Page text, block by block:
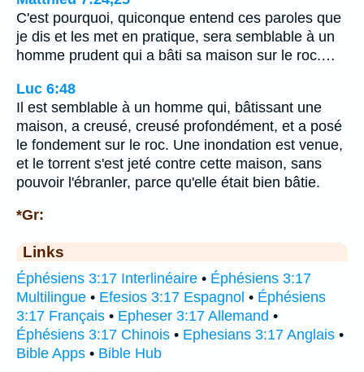
C'est pourquoi, quiconque entend ces paroles que
je dis et les met en pratique, sera semblable à un
homme prudent qui a bâti sa maison sur le roc.…
Luc 6:48
Il est semblable à un homme qui, bâtissant une
maison, a creusé, creusé profondément, et a posé
le fondement sur le roc. Une inondation est venue,
et le torrent s'est jeté contre cette maison, sans
pouvoir l'ébranler, parce qu'elle était bien bâtie.
*Gr:
Links
Éphésiens 3:17 Interlinéaire • Éphésiens 3:17
Multilingue • Efesios 3:17 Espagnol • Éphésiens
3:17 Français • Epheser 3:17 Allemand •
Éphésiens 3:17 Chinois • Ephesians 3:17 Anglais •
Bible Apps • Bible Hub